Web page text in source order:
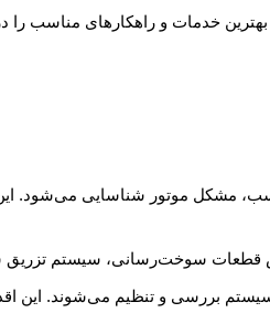
خدمات و راهکارهای مناسب
مشکل موتور شناسایی می‌شود.
قطعات سوخت‌رسانی، سیستم
بررسی و تنظیم می‌شوند. این